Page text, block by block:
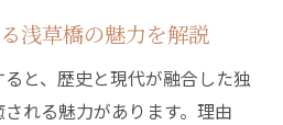
浅草橋で探る
を選ぶ際に重視すべき点
敗しない浅草橋のヒント
浅草橋の魅力を解説
と、歴史と現代が融合した独
れる魅力があります。理由